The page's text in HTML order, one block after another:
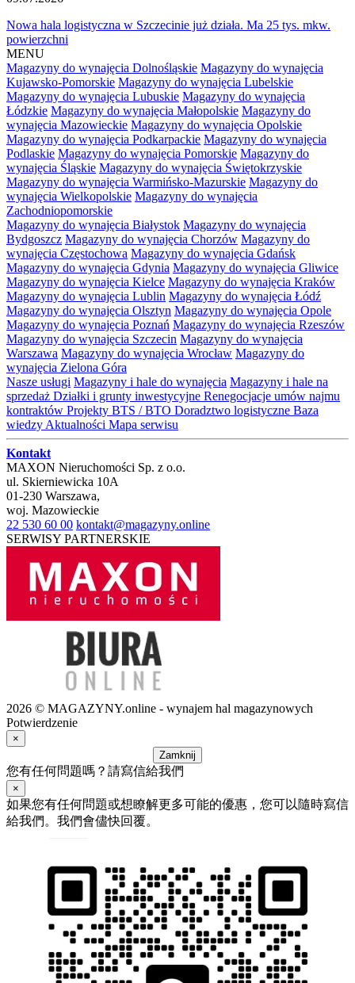
Nowa hala logistyczna w Szczecinie już działa. Ma 25 tys. mkw.
powierzchni
MENU
Magazyny do wynajęcia Dolnośląskie Magazyny do wynajęcia
Kujawsko-Pomorskie Magazyny do wynajęcia Lubelskie
Magazyny do wynajęcia Lubuskie Magazyny do wynajęcia
Łódzkie Magazyny do wynajęcia Małopolskie Magazyny do
wynajęcia Mazowieckie Magazyny do wynajęcia Opolskie
Magazyny do wynajęcia Podkarpackie Magazyny do wynajęcia
Podlaskie Magazyny do wynajęcia Pomorskie Magazyny do
wynajęcia Śląskie Magazyny do wynajęcia Świętokrzyskie
Magazyny do wynajęcia Warmińsko-Mazurskie Magazyny do
wynajęcia Wielkopolskie Magazyny do wynajęcia
Zachodniopomorskie
Magazyny do wynajęcia Białystok Magazyny do wynajęcia
Bydgoszcz Magazyny do wynajęcia Chorzów Magazyny do
wynajęcia Częstochowa Magazyny do wynajęcia Gdańsk
Magazyny do wynajęcia Gdynia Magazyny do wynajęcia Gliwice
Magazyny do wynajęcia Kielce Magazyny do wynajęcia Kraków
Magazyny do wynajęcia Lublin Magazyny do wynajęcia Łódź
Magazyny do wynajęcia Olsztyn Magazyny do wynajęcia Opole
Magazyny do wynajęcia Poznań Magazyny do wynajęcia Rzeszów
Magazyny do wynajęcia Szczecin Magazyny do wynajęcia
Warszawa Magazyny do wynajęcia Wrocław Magazyny do
wynajęcia Zielona Góra
Nasze usługi Magazyny i hale do wynajęcia Magazyny i hale na
sprzedaż Działki i grunty inwestycyjne Renegocjacje umów najmu
kontraktów Projekty BTS / BTO Doradztwo logistyczne Baza
wiedzy Aktualności Mapa serwisu
Kontakt
MAXON Nieruchomości Sp. z o.o.
ul. Skierniewicka 10A
01-230 Warszawa,
woj. Mazowieckie
22 530 60 00 kontakt@magazyny.online
SERWISY PARTNERSKIE
2026 © MAGAZYNY.online - wynajem hal magazynowych
Potwierdzenie
×
Zamknij
您有任何問題嗎？請寫信給我們
×
如果您有任何問題或想瞭解更多可能的優惠，您可以隨時寫信
給我們。我們會儘快回覆。